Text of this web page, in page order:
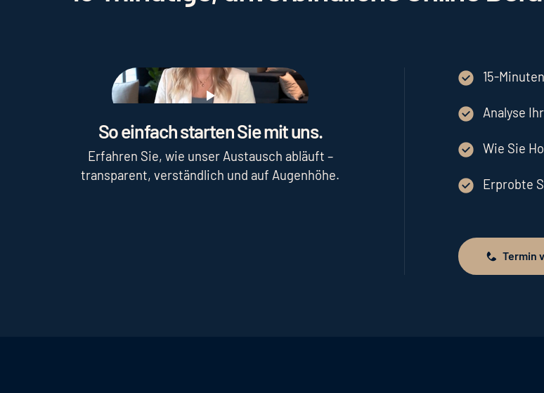
Play
So einfach starten Sie mit uns.
Erfahren Sie, wie unser Austausch abläuft –
transparent, verständlich und auf Augenhöhe.
15-
Analyse
Wie Sie
Erprobte
Termin Termin